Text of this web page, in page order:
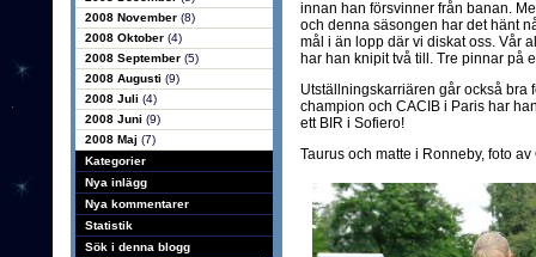
2008 November (8)
2008 Oktober (4)
2008 September (5)
2008 Augusti (9)
2008 Juli (4)
2008 Juni (9)
2008 Maj (7)
Kategorier
Nya inlägg
Nya kommentarer
Statistik
Sök i denna blogg
innan han försvinner från banan.
och denna säsongen har det hänt
mål i än lopp där vi diskat oss. Vår
har han knipit två till. Tre pinnar på
Utställningskarriären går också bra
champion och CACIB i Paris har
ett BIR i Sofiero!
Taurus och matte i Ronneby, foto